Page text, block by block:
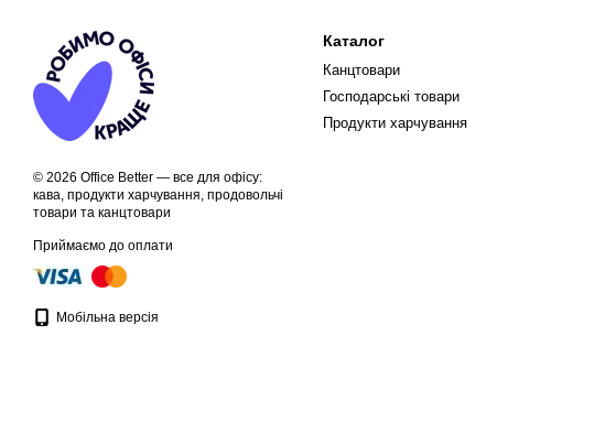
© 2026 Office Better — все для офісу:
кава, продукти харчування, продовольчі
товари та канцтовари
Приймаємо до оплати
Мобільна версія
Каталог
Канцтовари
Господарські товари
Продукти харчування